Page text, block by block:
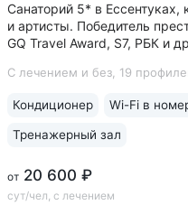
Санаторий 5* в
и артисты. Победитель
GQ Travel Award, S7, РБК и
целлюлита и вен
С лечением и без, 19
от 20 600 ₽
сут/чел, с лечением
Кондиционер Wi-Fi в
Тренажерный зал